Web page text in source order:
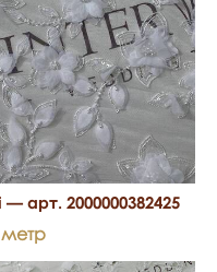
— арт. 2000000382425
метр